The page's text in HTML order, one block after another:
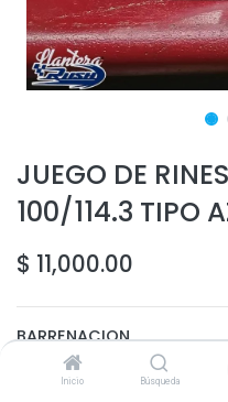
Inicio Búsqueda
JUEGO DE
100/114.3 TIPO
$ 11,000.00
BARRENACION
4-100